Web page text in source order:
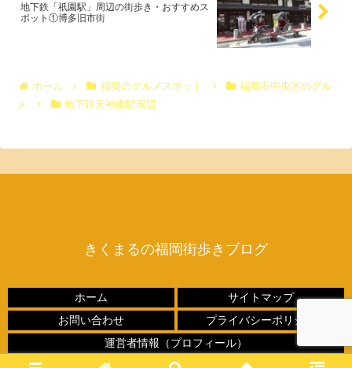
地下鉄「祇園駅」周辺の街歩き・おすすめス
ポット①博多旧市街
ホーム 福岡のグルメスポット
福岡市中央区のグル
メ
地下鉄天神南駅周辺
きくまるの福岡街歩きブログ
ホーム
サイトマップ
お問い合わせ
プライバシーポリシー
運営者情報（プロフィール）